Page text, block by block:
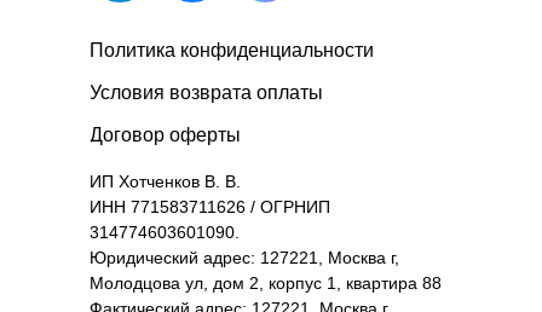
ИП Хотченков В. В.
ИНН 771583711626 / ОГРНИП
314774603601090.
Юридический адрес: 127221, Москва г,
Молодцова ул, дом 2, корпус 1, квартира 88
Политика конфиденциальности
Условия возврата оплаты
Договор оферты